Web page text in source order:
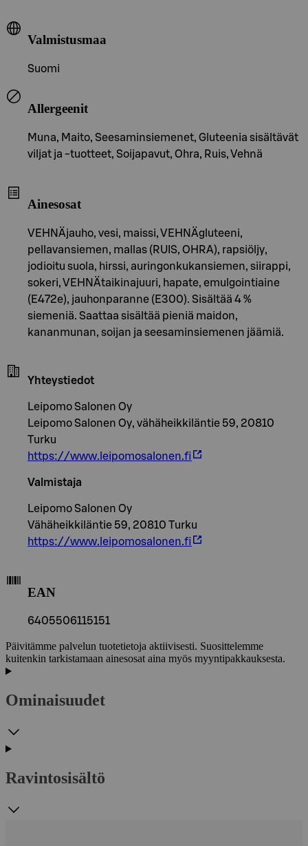
Valmistusmaa
Suomi
Allergeenit
Muna, Maito, Seesaminsiemenet, Gluteenia sisältävät
viljat ja -tuotteet, Soijapavut, Ohra, Ruis, Vehnä
Ainesosat
VEHNÄjauho, vesi, maissi, VEHNÄgluteeni,
pellavansiemen, mallas (RUIS, OHRA), rapsiöljy,
jodioitu suola, hirssi, auringonkukansiemen, siirappi,
sokeri, VEHNÄtaikinajuuri, hapate, emulgointiaine
(E472e), jauhonparanne (E300). Sisältää 4 %
siemeniä. Saattaa sisältää pieniä maidon,
kananmunan, soijan ja seesaminsiemenen jäämiä.
Yhteystiedot
Leipomo Salonen Oy
Leipomo Salonen Oy, vähäheikkiläntie 59, 20810
Turku
https://www.leipomosalonen.fi
Valmistaja
Leipomo Salonen Oy
Vähäheikkiläntie 59, 20810 Turku
https://www.leipomosalonen.fi
EAN
6405506115151
Päivitämme palvelun tuotetietoja aktiivisesti. Suosittelemme
kuitenkin tarkistamaan ainesosat aina myös myyntipakkauksesta.
Ominaisuudet
Ravintosisältö